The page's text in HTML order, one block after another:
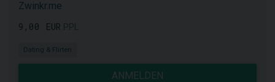
Zwinkr.me
9,00 EUR
Dating & Flirten
ANMELDEN